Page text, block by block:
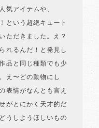
気アイテムや、
という超絶キュート
ただきました。え？
れるんだ！と発見し
品と同じ種類でも少
え〜どの動物にし
表情がなんとも言え
がとにかく天才的だ
うしようほしいもの